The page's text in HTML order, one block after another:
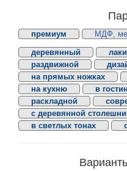
премиум
МДФ,
деревянный
раздвижной
на прямых ножках
на кухню
в
раскладной
с деревянной
в светлых тонах